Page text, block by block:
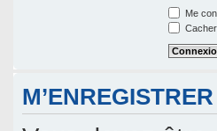
Me
M’ENREGISTRER